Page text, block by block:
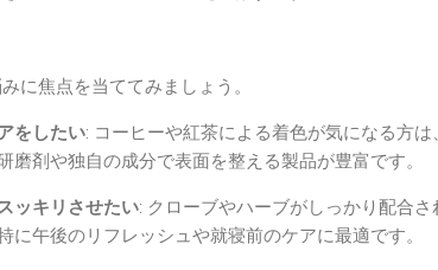
に焦点を当ててみましょう。
をしたい: コーヒーや紅茶による着色が気になる方
磨剤や独自の成分で表面を整える製品が豊富です。
ッキリさせたい: クローブやハーブがしっかり配合
に午後のリフレッシュや就寝前のケアに最適です。